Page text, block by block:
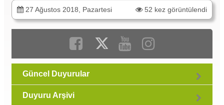
27 Ağustos 2018, Pazartesi
52 kez görüntülendi
Güncel Duyurular
Duyuru Arşivi